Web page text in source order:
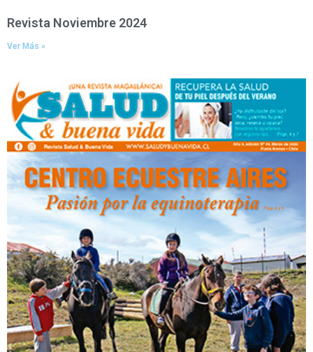
Revista Noviembre 2024
Ver Más »